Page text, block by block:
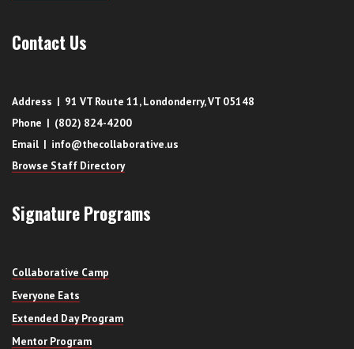
Contact Us
Address | 91 VT Route 11, Londonderry, VT 05148
Phone | (802) 824-4200
Email | info@thecollaborative.us
Browse Staff Directory
Signature Programs
Collaborative Camp
Everyone Eats
Extended Day Program
Mentor Program